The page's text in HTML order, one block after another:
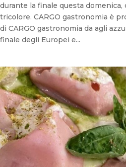
durante la finale questa
tricolore. CARGO gastronomia è
di CARGO gastronomia da agli
finale degli Europei e...